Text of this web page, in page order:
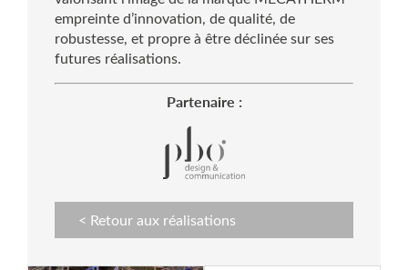
empreinte d’innovation, de qualité, de
robustesse, et propre à être déclinée sur ses
futures réalisations.
Partenaire :
< Retour aux réalisations